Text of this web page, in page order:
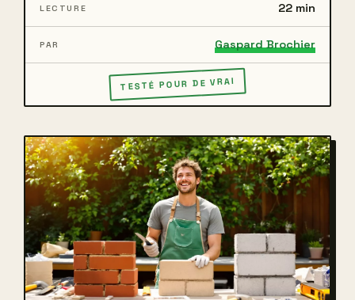
LECTURE 22 min
PAR Gaspard Brochier
TESTÉ POUR DE VRAI